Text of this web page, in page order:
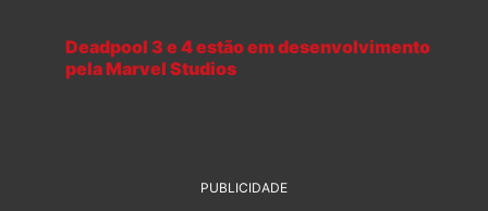
Deadpool 3 e 4 estão em desenvolvimento
pela Marvel Studios
PUBLICIDADE